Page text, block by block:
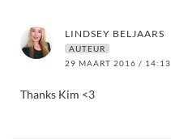
LINDSEY BELJAARS
AUTEUR
29 MAART 2016 / 14:13
Thanks Kim <3